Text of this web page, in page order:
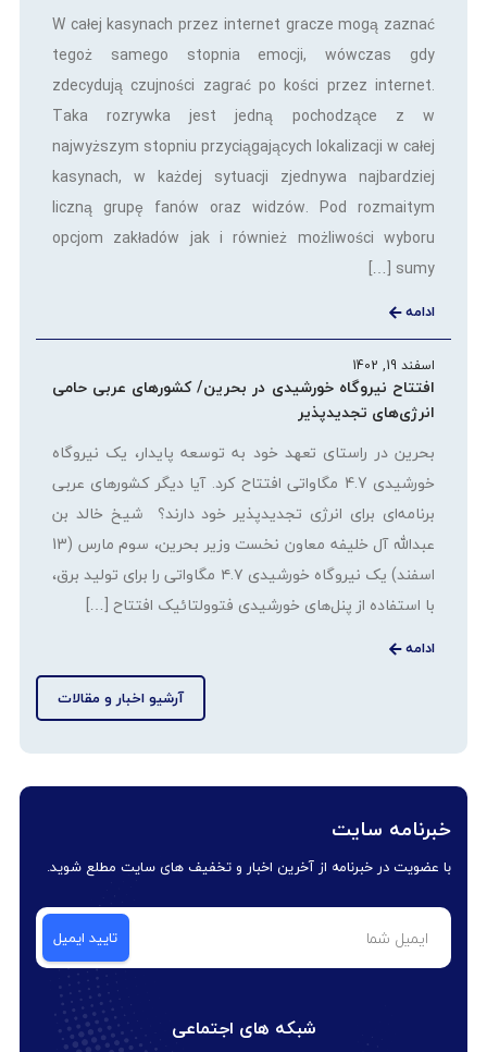
W całej kasynach przez internet gracze mogą zaznać
tegoż samego stopnia emocji, wówczas gdy
zdecydują czujności zagrać po kości przez internet.
Taka rozrywka jest jedną pochodzące z w
najwyższym stopniu przyciągających lokalizacji w całej
kasynach, w każdej sytuacji zjednywa najbardziej
liczną grupę fanów oraz widzów. Pod rozmaitym
opcjom zakładów jak i również możliwości wyboru
sumy […]
ادامه
اسفند 19, 1402
افتتاح نیروگاه خورشیدی در بحرین/ کشورهای عربی حامی
انرژی‌های تجدیدپذیر
بحرین در راستای تعهد خود به توسعه پایدار، یک نیروگاه
خورشیدی 4.7 مگاواتی افتتاح کرد. آیا دیگر کشورهای عربی
برنامه‌ای برای انرژی تجدیدپذیر خود دارند؟ شیخ خالد بن
عبدالله آل خلیفه معاون نخست وزیر بحرین، سوم مارس (13
اسفند) یک نیروگاه خورشیدی ۴.۷ مگاواتی را برای تولید برق،
با استفاده از پنل‌های خورشیدی فتوولتائیک افتتاح […]
ادامه
آرشیو اخبار و مقالات
خبرنامه سایت
با عضویت در خبرنامه از آخرین اخبار و تخفیف های سایت مطلع شوید.
شبکه های اجتماعی